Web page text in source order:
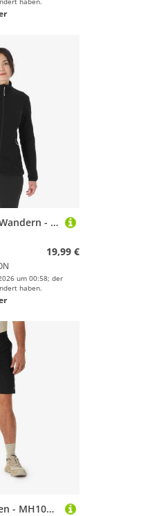
Fleecejacke Damen Wandern - MH100 schwarz
19,99 €
um 00:58; der
haben.
Wandershorts Herren - MH100 Essential schwarz